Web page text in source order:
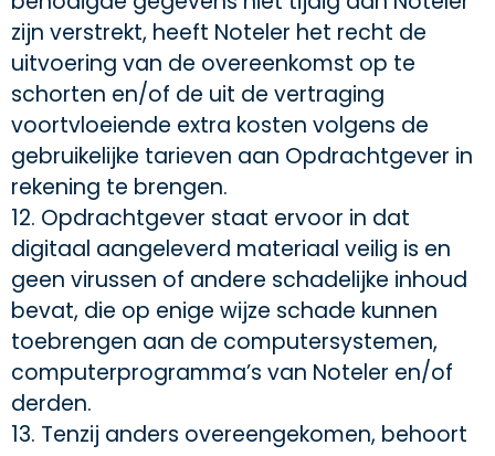
zijn verstrekt, heeft Noteler het recht de
uitvoering van de overeenkomst op te
schorten en/of de uit de vertraging
voortvloeiende extra kosten volgens de
gebruikelijke tarieven aan Opdrachtgever in
rekening te brengen.
12. Opdrachtgever staat ervoor in dat
digitaal aangeleverd materiaal veilig is en
geen virussen of andere schadelijke inhoud
bevat, die op enige wijze schade kunnen
toebrengen aan de computersystemen,
computerprogramma’s van Noteler en/of
derden.
13. Tenzij anders overeengekomen, behoort